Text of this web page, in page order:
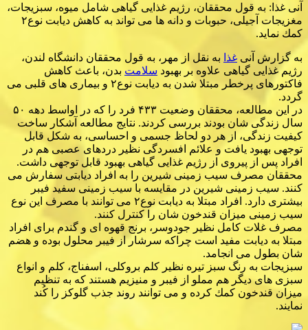
آنی غذا: به قول محققان، رژیم غذایی گیاهی شامل میوه، سبزیجات،
مغزیجات آجیلی، حبوبات و دانه ها می تواند به كاهش دیابت نوع۲
كمك نماید.
به گزارش آنی غذا به نقل از مهر، به قول محققان دانشگاه لندن،
رژیم غذایی گیاهی علاوه بر بهبود سلامت بدن، باعث كاهش
فاكتورهای پرخطر مبتلا شدن به دیابت نوع۲ و بیماری های قلبی می
گردد.
در این مطالعه، محققان وضعیت ۴۳۳ فرد را كه در اواسط دهه ۵۰
سال زندگی شان بودند بررسی كردند. نتایج مطالعه آشكار ساخت
كیفیت زندگی، از هر دو لحاظ جسمی و احساسی، به شكل قابل
توجهی بهبود یافت و علائم افسردگی نظیر دردهای عصبی هم در
افراد پس از پیروی از رژیم غذایی گیاهی بهبود قابل توجهی داشت.
محققان مصرف سیب زمینی شیرین را به افراد دیابتی سفارش می
كنند. سیب زمینی شیرین در مقایسه با سیب زمینی سفید فیبر
بیشتری دارد. افراد مبتلا به دیابت نوع۲ می توانند با مصرف این نوع
سیب زمینی میزان قندخون شان را كنترل كنند.
مصرف غلات كامل نظیر جودوسر، برنج قهوه ای و گندم برای افراد
مبتلا به دیابت مفید است چراكه سرشار از فیبر محلول بوده و هضم
شان بطول می انجامد.
سبزیجات به رنگ سبز تیره نظیر كلم بروكلی، اسفناج، كلم و انواع
سبزی های دیگر هم مملو از فیبر و منیزیم هستند كه به تنظیم
میزان قندخون كمك كرده و می توانند روند جذب گلوكز را كُند
نمایند.